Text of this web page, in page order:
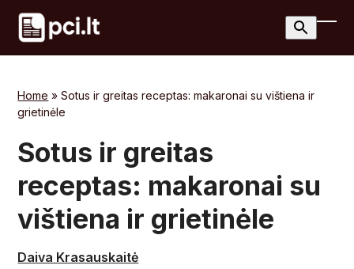
Skip
content
Home »Sotus ir greitas receptas: makaronai su vištiena ir
grietinėle
Sotus ir greitas
receptas: makaronai su
vištiena ir grietinėle
Daiva Krasauskaitė